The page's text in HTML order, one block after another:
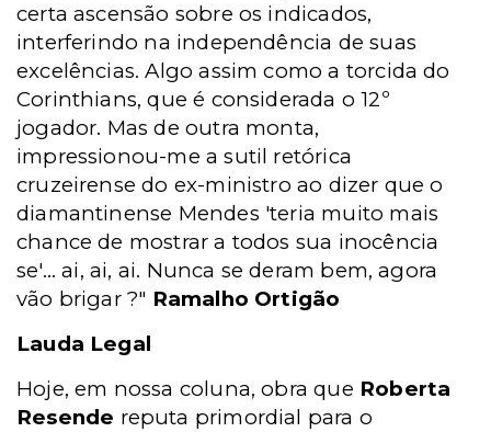
certa ascensão sobre os indicados,
interferindo na independência de suas
excelências. Algo assim como a torcida do
Corinthians, que é considerada o 12º
jogador. Mas de outra monta,
impressionou-me a sutil retórica
cruzeirense do ex-ministro ao dizer que o
diamantinense Mendes 'teria muito mais
chance de mostrar a todos sua inocência
se'... ai, ai, ai. Nunca se deram bem, agora
vão brigar ?" Ramalho Ortigão
Lauda Legal
Hoje, em nossa coluna, obra que Roberta
Resende reputa primordial para o